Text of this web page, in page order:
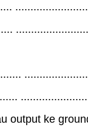
output ke